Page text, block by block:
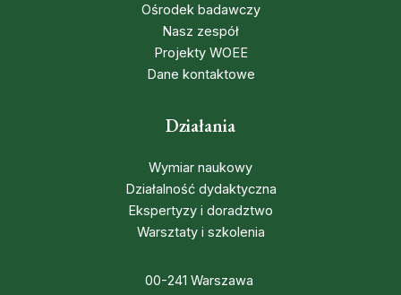
Ośrodek badawczy
Nasz zespół
Projekty WOEE
Dane kontaktowe
Działania
Wymiar naukowy
Działalność dydaktyczna
Ekspertyzy i doradztwo
Warsztaty i szkolenia
00-241 Warszawa